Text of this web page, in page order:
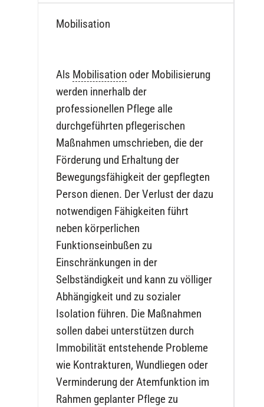
Mobilisation
Als Mobilisation oder Mobilisierung
werden innerhalb der
professionellen Pflege alle
durchgeführten pflegerischen
Maßnahmen umschrieben, die der
Förderung und Erhaltung der
Bewegungsfähigkeit der gepflegten
Person dienen. Der Verlust der dazu
notwendigen Fähigkeiten führt
neben körperlichen
Funktionseinbußen zu
Einschränkungen in der
Selbständigkeit und kann zu völliger
Abhängigkeit und zu sozialer
Isolation führen. Die Maßnahmen
sollen dabei unterstützen durch
Immobilität entstehende Probleme
wie Kontrakturen, Wundliegen oder
Verminderung der Atemfunktion im
Rahmen geplanter Pflege zu